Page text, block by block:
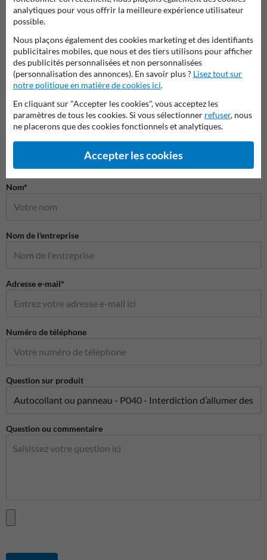
Pictogrammes d'interdiction
Pictogrammes de lutte contre
l'incendie
Pictogrammes de sécurité
Poser votre question à Panneausecurite.be
Nom*
Nom de l'entreprise
Adresse e-mail*
Numéro de téléphone
Question sur produit
Question ou commentaire
analytiques pour vous offrir la meilleure expérience utilisateur
possible.
Nous plaçons également des cookies marketing et des identifiants
publicitaires mobiles, que nous et des tiers utilisons pour afficher
des publicités personnalisées et non personnalisées
(personnalisation des annonces). En savoir plus ? Lisez tout sur
notre politique en matière de cookies ici.
En cliquant sur "Accepter les cookies", vous acceptez les
paramètres de tous les cookies. Si vous sélectionner refuser, nous
ne placerons que des cookies fonctionnels et analytiques.
Accepter les cookies